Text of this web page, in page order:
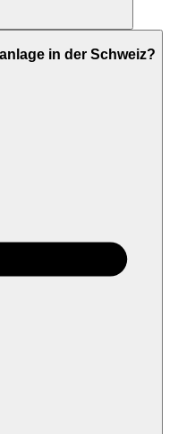
in der Schweiz?